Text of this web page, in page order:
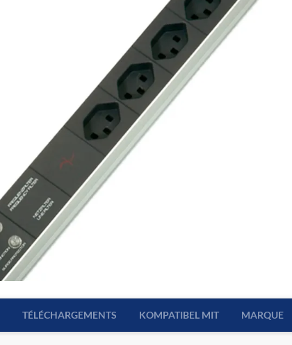
TÉLÉCHARGEMENTS KOMPATIBEL MIT MARQUE